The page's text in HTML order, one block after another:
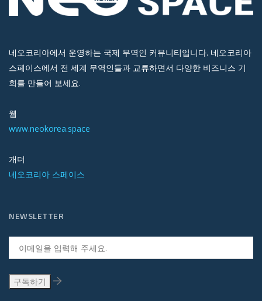
네오코리아에서 운영하는 국제 무역인 커뮤니티입니다. 네오코리아
스페이스에서 전 세계 무역인들과 교류하면서 다양한 비즈니스 기
회를 만들어 보세요.
웹
www.neokorea.space
개더
네오코리아 스페이스
NEWSLETTER